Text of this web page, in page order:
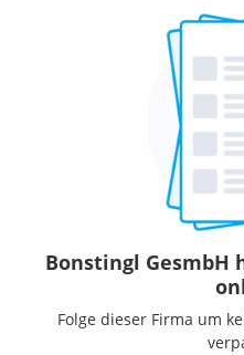
Bonstingl GesmbH
Folge dieser Firma um